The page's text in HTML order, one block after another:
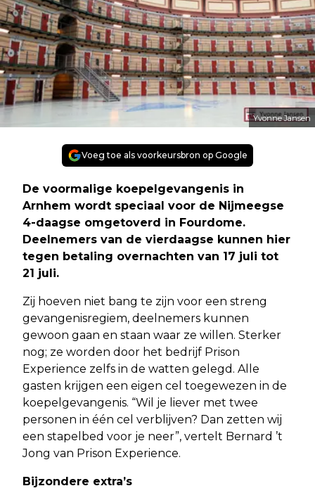
Yvonne Jansen
Voeg toe als voorkeursbron op Google
De voormalige koepelgevangenis in
Arnhem wordt speciaal voor de Nijmeegse
4-daagse omgetoverd in Fourdome.
Deelnemers van de vierdaagse kunnen hier
tegen betaling overnachten van 17 juli tot
21 juli.
Zij hoeven niet bang te zijn voor een streng
gevangenisregiem, deelnemers kunnen
gewoon gaan en staan waar ze willen. Sterker
nog; ze worden door het bedrijf Prison
Experience zelfs in de watten gelegd. Alle
gasten krijgen een eigen cel toegewezen in de
koepelgevangenis. “Wil je liever met twee
personen in één cel verblijven? Dan zetten wij
een stapelbed voor je neer”, vertelt Bernard ’t
Jong van Prison Experience.
Bijzondere extra’s